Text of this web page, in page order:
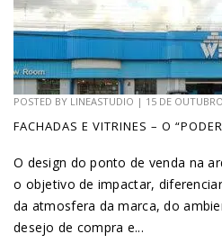
POSTED BY LINEASTUDIO | 15 DE
FACHADAS E VITRINES – O
O design do ponto de venda na
o objetivo de impactar,
da atmosfera da marca, do
desejo de compra e...